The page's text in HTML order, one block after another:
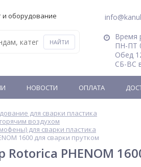
и оборудование
Время
ПН-ПТ
Обед
СБ-ВС
НОВОСТИ ОПЛАТА
для сварки пластика
воздухом
для сварки пластика
1600 для сварки прутком
PHENOM